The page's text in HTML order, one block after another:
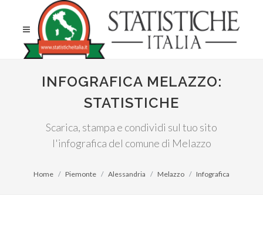
INFOGRAFICA MELAZZO:
STATISTICHE
Scarica, stampa e condividi sul tuo sito
l'infografica del comune di Melazzo
Home Piemonte Alessandria Melazzo Infografica